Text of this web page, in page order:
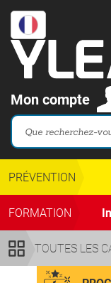
Mon compte
TOUTES LES
PRÉVENTION
FORMATION